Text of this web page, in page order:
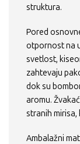
struktura.
Pored
otpornost na
svetlost,
zahtevaju
dok su
aromu.
stranih
Ambalažni